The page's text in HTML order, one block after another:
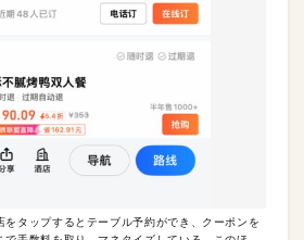
をタップするとテーブル予約ができ、クーポンを